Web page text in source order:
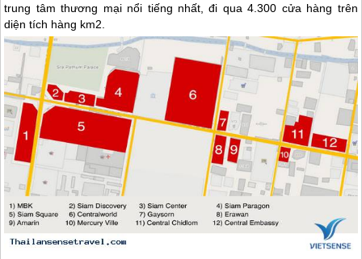
trung tâm thương mại nổi tiếng nhất, đi qua 4.300 cửa hàng trên
diện tích hàng km2.